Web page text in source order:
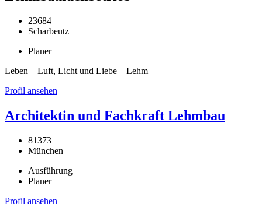
23684
Scharbeutz
Planer
Leben – Luft, Licht und Liebe – Lehm
Profil ansehen
Architektin und Fachkraft Lehmbau
81373
München
Ausführung
Planer
Profil ansehen